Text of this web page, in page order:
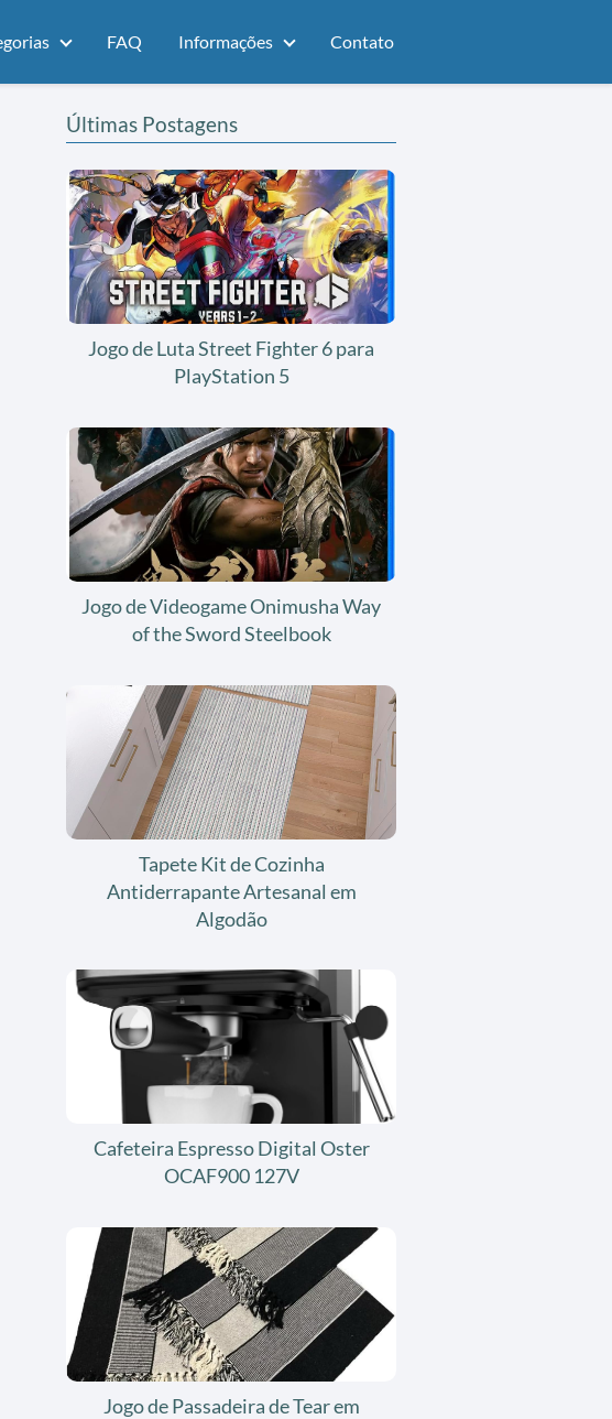
FAQ Informações Contato
Últimas Postagens
Jogo de Luta Street Fighter 6 para
PlayStation 5
Jogo de Videogame Onimusha Way
of the Sword Steelbook
Tapete Kit de Cozinha
Antiderrapante Artesanal em
Algodão
Cafeteira Espresso Digital Oster
OCAF900 127V
Jogo de Passadeira de Tear em